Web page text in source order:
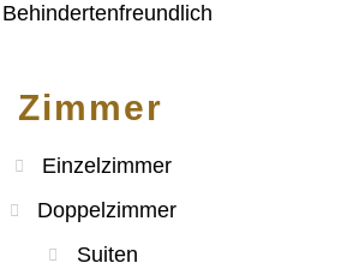
Behindertenfreundlich
Zimmer
Einzelzimmer
Doppelzimmer
Suiten